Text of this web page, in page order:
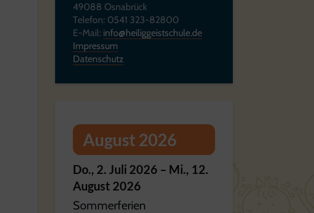
49088 Osnabrück
Telefon: 0541 323-82800
E-Mail: info@heiliggeistschule.de
Impressum
Datenschutz
August 2026
Do., 2. Juli 2026 – Mi., 12.
August 2026
Sommerferien